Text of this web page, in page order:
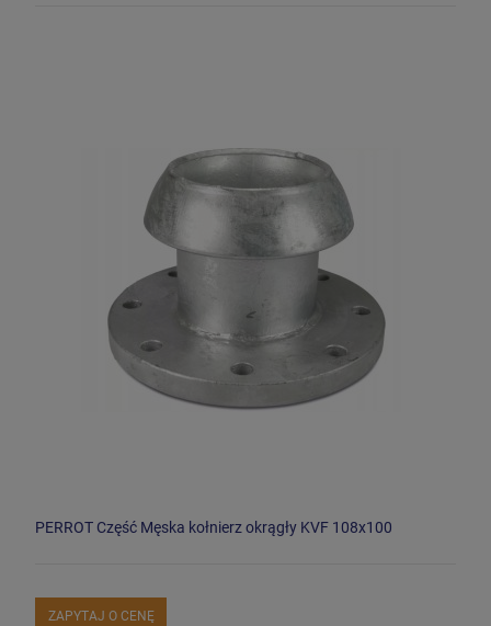
PERROT Część Męska kołnierz okrągły KVF 108x100
ZAPYTAJ O CENĘ